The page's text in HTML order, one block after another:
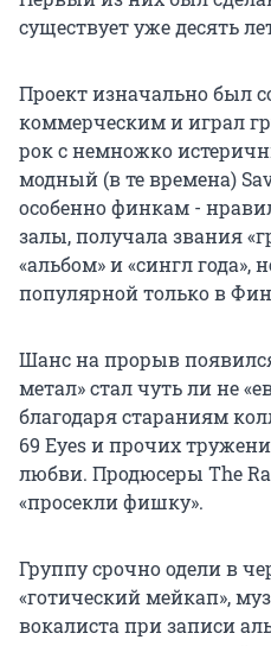
существует уже десять
Проект изначально был
коммерческим и играл
рок с немножко
модный (в те времена)
особенно финкам -
залы, получала звания
«альбом» и «сингл года»,
популярной только в
Шанс на прорыв
метал» стал чуть ли не
благодаря стараниям
69 Eyes и прочих
любви. Продюсеры The
«просекли фишку».
Группу срочно одели в
«готический мейкап»,
вокалиста при записи